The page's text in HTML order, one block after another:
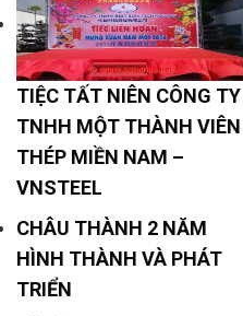
TIỆC TẤT NIÊN CÔNG TY
TNHH MỘT THÀNH VIÊN
THÉP MIỀN NAM –
VNSTEEL
CHÂU THÀNH 2 NĂM
HÌNH THÀNH VÀ PHÁT
TRIỂN